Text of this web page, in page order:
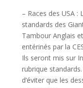
– Races des USA :
standards des
Tambour Anglais
entérinés par la
Ils seront mis sur
rubrique
d’éviter que les